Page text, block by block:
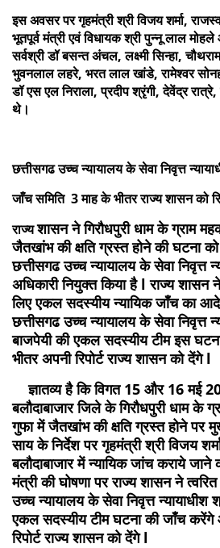
इस अवसर पर गृहमंत्री श्री विजय शर्मा,
भूतपूर्व मंत्री एवं विधायक श्री पुन्नू लाल
सर्वश्री डॉ बसन्त अंचल, लक्ष्मी सिन्हा,
भुवनलाल लहरे, भरत लाल खांडे, रामेश्वर
डॉ एस एल निराला, प्रदीप श्रृंगी, देवेंद्र
थे।
छत्तीसगढ उच्च न्यायालय के सेवा निवृत्त
जाँच समिति 3 माह के भीतर राज्य शासन को
राज्यशासन ने गिरौधपुरी धाम के ग्राम
जैतखांभ की क्षति ग्रस्त होने की घटना
छत्तीसगढ उच्च न्यायालय के सेवा निवृत्त
अधिकारी नियुक्त किया है l राज्य
लिए एकल सदस्यीय न्यायिक जाँच का
छत्तीसगढ उच्च न्यायालय के सेवा निवृत्त
बाजपेयी की एकल सदस्यीय टीम इस
भीतर अपनी रिपोर्ट राज्य शासन को देंगे l
ज्ञातव्य है कि विगत 15 और 16 मई
बलौदाबाजार जिले के गिरौधपुरी धाम के
गुफा में जैतखांभ की क्षति ग्रस्त होने पर
साय के निर्देश पर गृहमंत्री श्री विजय
बलौदाबाजार में न्यायिक जांच कराये जाने
मंत्री की घोषणा पर राज्य शासन ने
उच्च न्यायालय के सेवा निवृत्त न्यायाधीश
एकल सदस्यीय टीम घटना की जाँच
रिपोर्ट राज्य शासन को देंगे l